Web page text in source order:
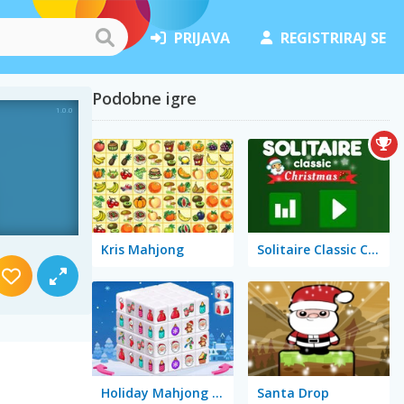
PRIJAVA REGISTRIRAJ SE
Podobne igre
Kris Mahjong Solitaire Classic Christmas
Holiday Mahjong Dimensions Santa Drop